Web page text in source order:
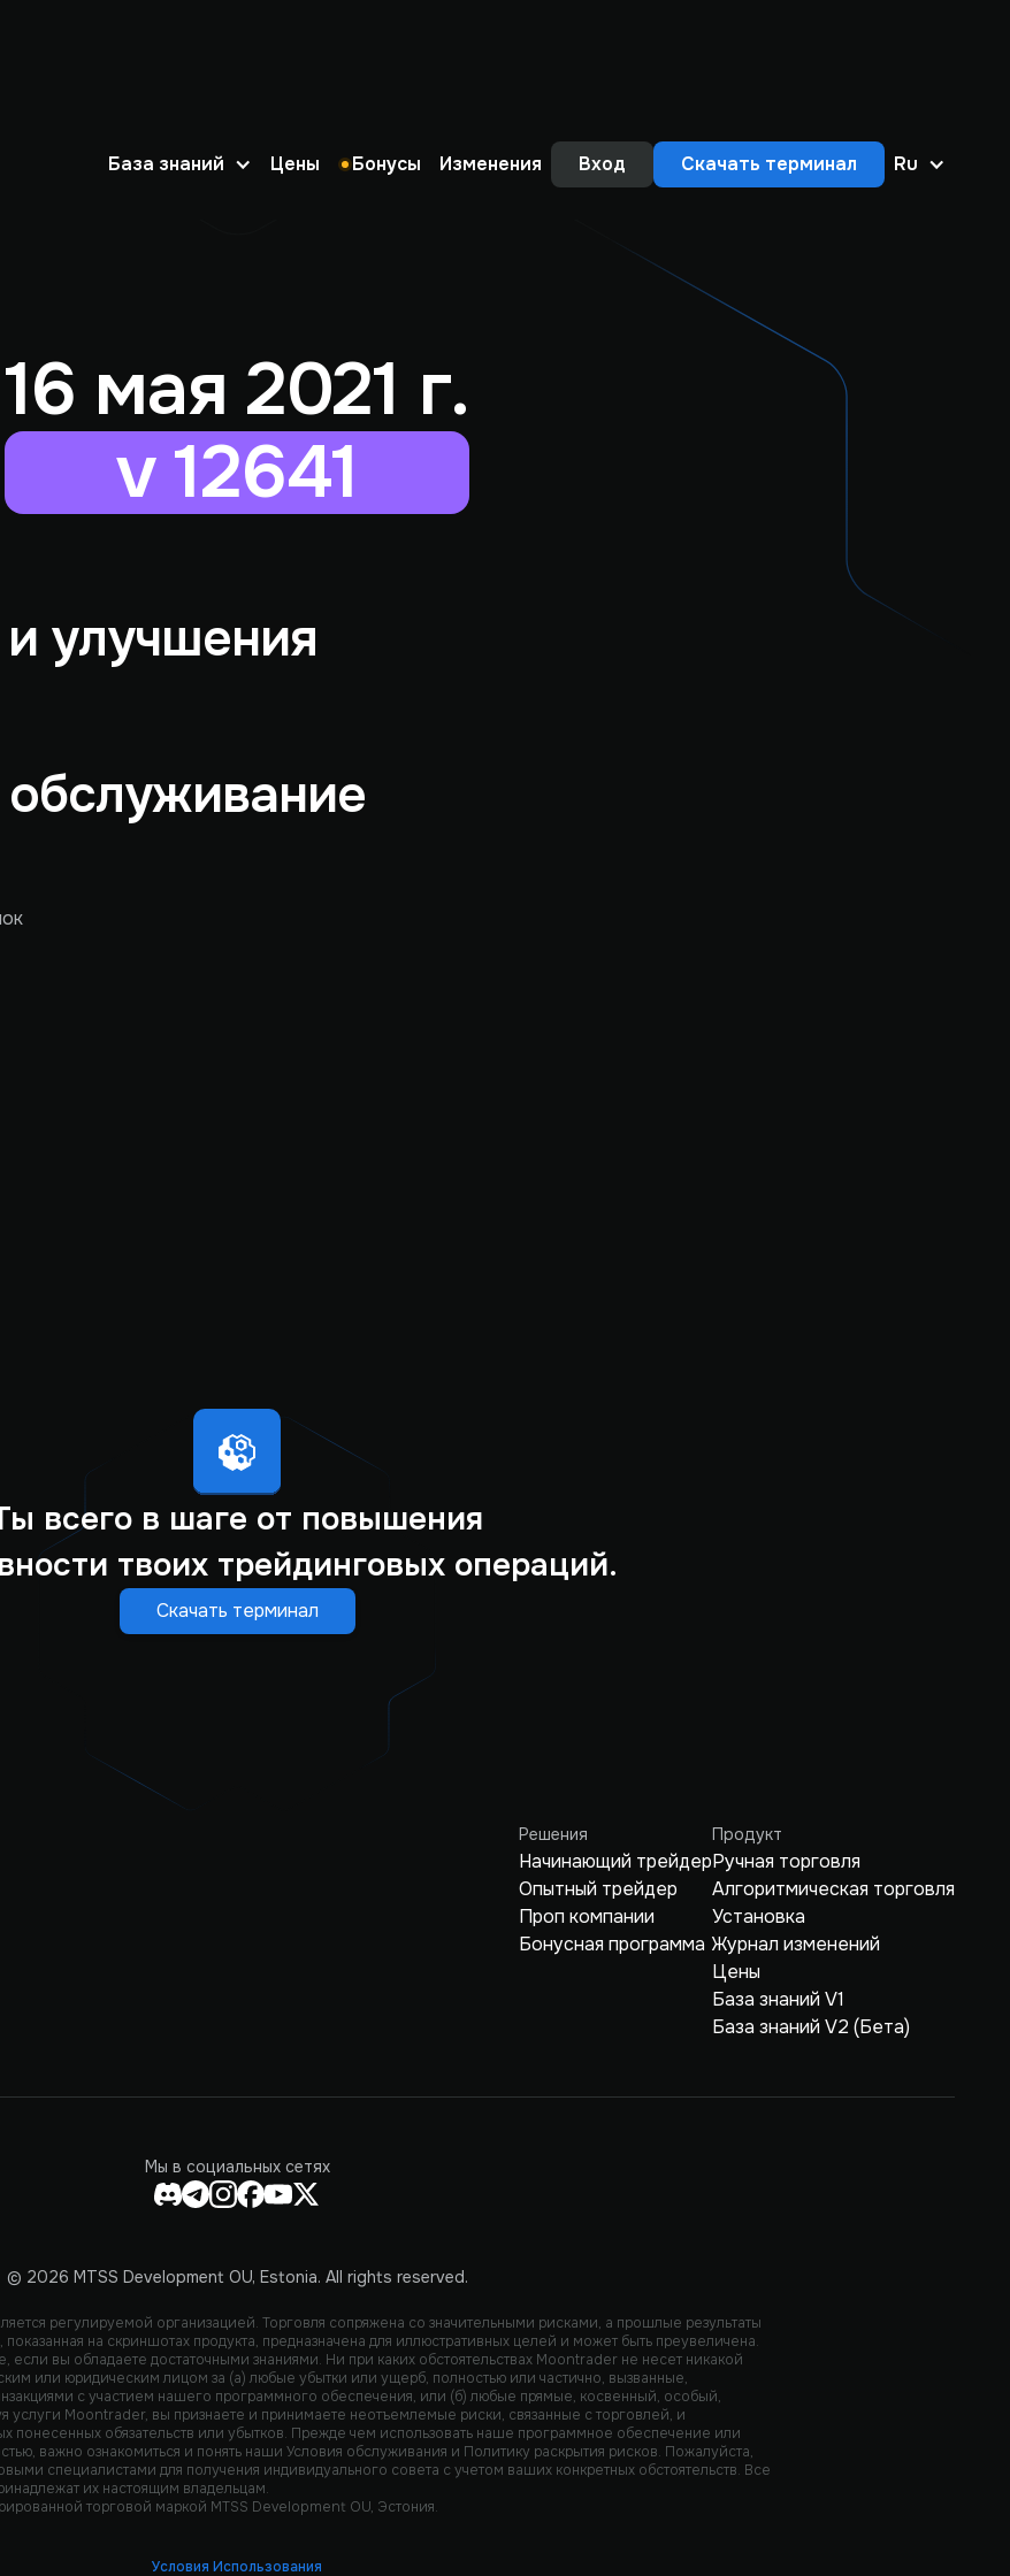
База знаний Цены Бонусы Изменения Вход Скачать терминал Ru
16 мая 2021 г.
v 12641
улучшения
всего в шаге от повышения
твоих трейдинговых операций.
Скачать терминал
Решения
Начинающий трейдер
Опытный трейдер
Проп компании
Бонусная программа
Продукт
Ручная торговля
Алгоритмическая торговля
Установка
Журнал изменений
Цены
База знаний V1
База знаний V2 (Бета)
Мы в социальных сетях
© 2026 MTSS Development OU, Estonia. All rights reserved.
регулируемой организацией. Торговля сопряжена со значительными рисками, а прошлые результаты
на скриншотах продукта, предназначена для иллюстративных целей и может быть преувеличена.
если вы обладаете достаточными знаниями. Ни при каких обстоятельствах Moontrader не несет никакой
или юридическим лицом за (а) любые убытки или ущерб, полностью или частично, вызванные,
с участием нашего программного обеспечения, или (б) любые прямые, косвенный, особый,
услуги Moontrader, вы признаете и принимаете неотъемлемые риски, связанные с торговлей, и
понесенных обязательств или убытков. Прежде чем использовать наше программное обеспечение или
важно ознакомиться и понять наши Условия обслуживания и Политику раскрытия рисков. Пожалуйста,
специалистами для получения индивидуального совета с учетом ваших конкретных обстоятельств. Все
их настоящим владельцам.
торговой маркой MTSS Development OU, Эстония.
Условия Использования